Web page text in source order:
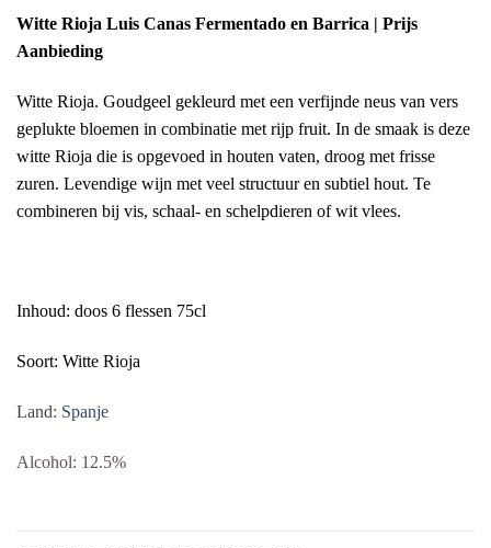
Witte Rioja Luis Canas Fermentado en Barrica | Prijs
Aanbieding
Witte Rioja. Goudgeel gekleurd met een verfijnde neus van vers
geplukte bloemen in combinatie met rijp fruit. In de smaak is deze
witte Rioja die is opgevoed in houten vaten, droog met frisse
zuren. Levendige wijn met veel structuur en subtiel hout. Te
combineren bij vis, schaal- en schelpdieren of wit vlees.
Inhoud: doos 6 flessen 75cl
Soort: Witte Rioja
Land: Spanje
Alcohol: 12.5%